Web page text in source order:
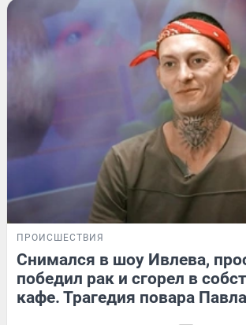
ПРОИСШЕСТВИЯ
Снимался в шоу Ивлева,
победил рак и сгорел в
кафе. Трагедия повара